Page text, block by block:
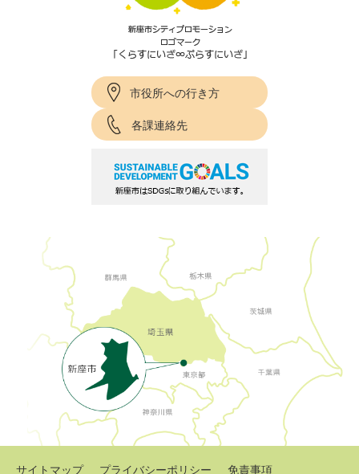
市役所への行き方
各課連絡先
サイトマップ プライバシーポリシー 免責事項